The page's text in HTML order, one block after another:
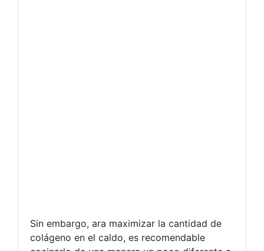
Sin embargo, ara maximizar la cantidad de
colágeno en el caldo, es recomendable